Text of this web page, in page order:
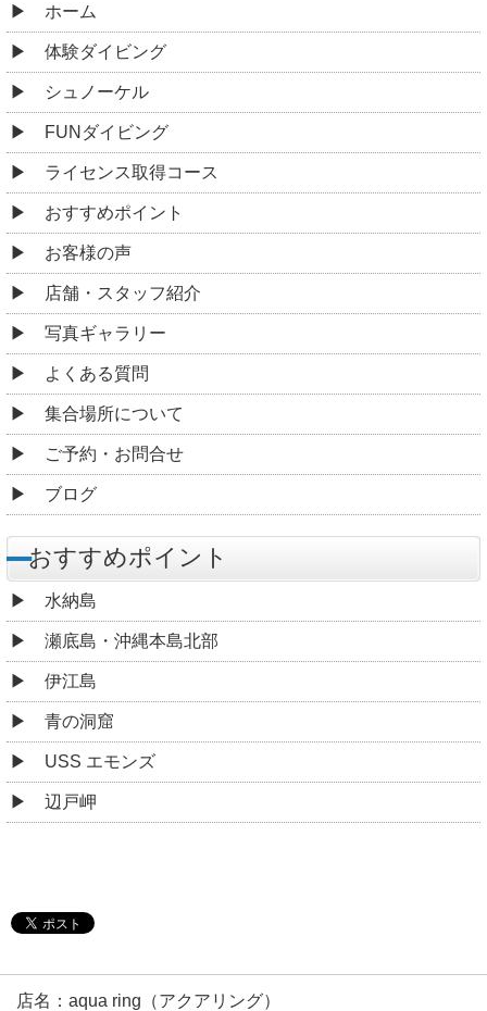
ホーム
体験ダイビング
シュノーケル
FUNダイビング
ライセンス取得コース
おすすめポイント
お客様の声
店舗・スタッフ紹介
写真ギャラリー
よくある質問
集合場所について
ご予約・お問合せ
ブログ
おすすめポイント
水納島
瀬底島・沖縄本島北部
伊江島
青の洞窟
USS エモンズ
辺戸岬
店名：aqua ring（アクアリング）